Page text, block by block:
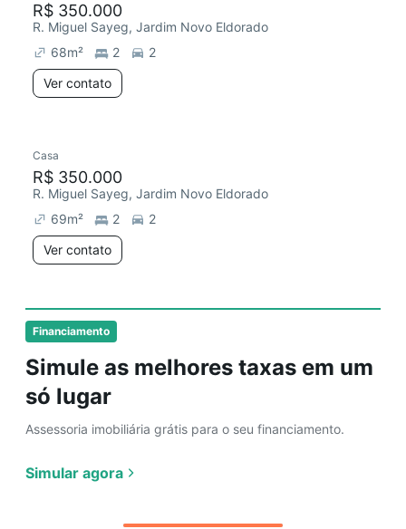
Financiamento
Simule as melhores taxas em um
só lugar
Assessoria imobiliária grátis para o seu financiamento.
Simular agora
R$ 350.000
R. Miguel Sayeg, Jardim Novo Eldorado
68m² 2
2
Ver contato
Casa
R$ 350.000
R. Miguel Sayeg, Jardim Novo Eldorado
69m² 2
2
Ver contato